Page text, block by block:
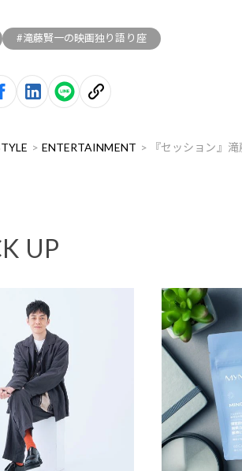
#滝藤賢一の映画独り語り座
ENTERTAINMENT 『セッション』
UP